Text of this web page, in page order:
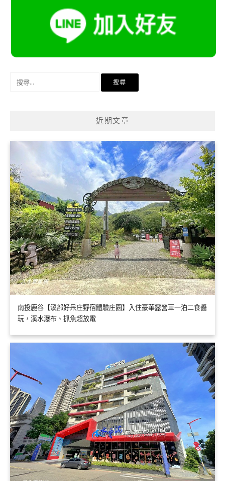
近期文章
南投鹿谷【溪部好呆庄野宿體驗庄園】入住豪華露營車一泊二食醬
玩，溪水瀑布、抓魚超放電